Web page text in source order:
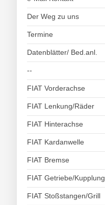
Der Weg zu uns
Termine
Datenblätter/ Bed.anl.
--
FIAT Vorderachse
FIAT Lenkung/Räder
FIAT Hinterachse
FIAT Kardanwelle
FIAT Bremse
FIAT Getriebe/Kupplung
FIAT Stoßstangen/Grill